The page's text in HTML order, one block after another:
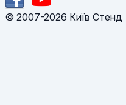
© 2007-2026 Київ Стенд